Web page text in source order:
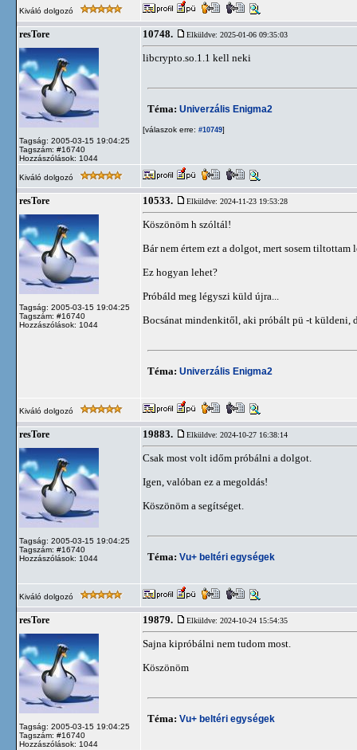
Kiváló dolgozó
resTore
Tagság: 2005-03-15 19:04:25
Tagszám: #16740
Hozzászólások: 1044
10748. Elküldve: 2025-01-06 09:35:03
libcrypto.so.1.1 kell neki
Téma: Univerzális Enigma2
[válaszok erre: #10749]
Kiváló dolgozó
resTore
Tagság: 2005-03-15 19:04:25
Tagszám: #16740
Hozzászólások: 1044
10533. Elküldve: 2024-11-23 19:53:28
Köszönöm h szóltál!
Bár nem értem ezt a dolgot, mert sosem tiltottam
Ez hogyan lehet?
Próbáld meg légyszi küld újra...
Bocsánat mindenkitől, aki próbált pü -t küldeni,
Téma: Univerzális Enigma2
Kiváló dolgozó
resTore
Tagság: 2005-03-15 19:04:25
Tagszám: #16740
Hozzászólások: 1044
19883. Elküldve: 2024-10-27 16:38:14
Csak most volt időm próbálni a dolgot.
Igen, valóban ez a megoldás!
Köszönöm a segítséget.
Téma: Vu+ beltéri egységek
Kiváló dolgozó
resTore
Tagság: 2005-03-15 19:04:25
Tagszám: #16740
Hozzászólások: 1044
19879. Elküldve: 2024-10-24 15:54:35
Sajna kipróbálni nem tudom most.
Köszönöm
Téma: Vu+ beltéri egységek